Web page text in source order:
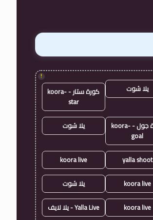
!
يلا شوت
كورة ستار - koora-
star
كورة جول - koora-
goal
يلا شوت
yalla shoot
koora live
koora live يلا شوت
koora live Yalla Live - يلا لايف